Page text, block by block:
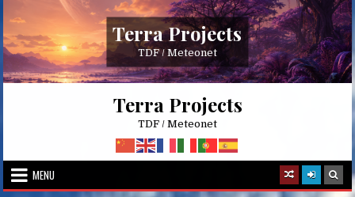
content
Terra Projects
TDF / Meteonet
Terra Projects
TDF / Meteonet
MENU